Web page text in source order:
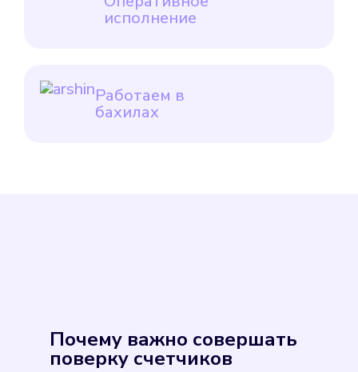
исполнение
Работаем в
бахилах
Почему важно совершать
поверку счетчиков